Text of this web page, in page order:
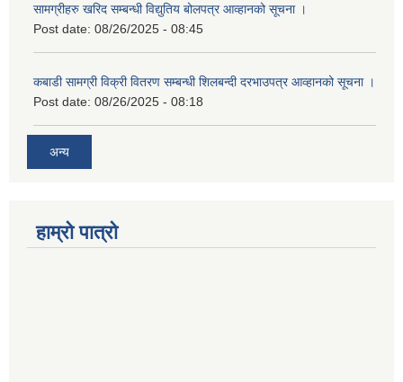
सामग्रीहरु खरिद सम्बन्धी विद्युतिय बोलपत्र आव्हानको सूचना ।
Post date: 08/26/2025 - 08:45
कबाडी सामग्री विक्री वितरण सम्बन्धी शिलबन्दी दरभाउपत्र आव्हानको सूचना ।
Post date: 08/26/2025 - 08:18
अन्य
हाम्रो पात्रो